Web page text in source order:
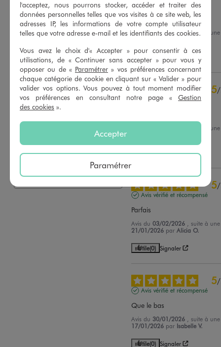
contrôle
Voir tous les avis sur ce site
5étoiles
23
4étoiles
7
3étoiles
1
2étoiles
1étoile 3
Trier les avis
Avis vérifié et récompensé
très bien
Avis du09/08/2026 , suite à
Utile
5/
Avis vérifié et récompensé
, suite à
Utile(0) Signaler
5/
Avis vérifié et récompensé
Parfais
Avis du03/02/2026
, suite à
21/01/2026 parAlicia O.
Utile(0) Signaler
5/
Avis vérifié et récompensé
Que le bas
Avis du 30/01/2026
, suite à
17/01/2026 par Isabelle V.
Utile(0) Signaler
l'acceptez, nous pourrons stocker, accéder et traiter des
données personnelles telles que vos visites à ce site web, les
adresses IP, les informations de votre compte utilisateur
telles que votre adresse e-mail et les identifiants des cookies.
Vous avez le choix d'« Accepter » pour consentir à ces
utilisations, de « Continuer sans accepter » pour vous y
opposer ou de « Paramétrer » vos préférences concernant
chaque catégorie de cookie en cliquant sur « Valider » pour
valider vos options. Vous pouvez à tout moment modifier
vos préférences en consultant notre page « Gestion
des cookies ».
Accepter
Paramétrer